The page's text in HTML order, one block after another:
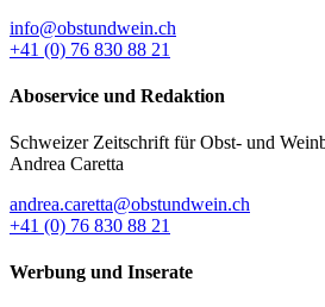
info@obstundwein.ch
+41 (0) 76 830 88 21
Aboservice und Redaktion
Schweizer Zeitschrift für Obst- und
Andrea Caretta
andrea.caretta@obstundwein.ch
+41 (0) 76 830 88 21
Werbung und Inserate